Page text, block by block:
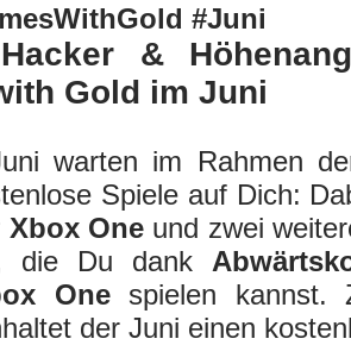
#Juni
&
Gold im Juni
warten im Rahmen
Spiele auf Dich:
Xbox One und zwei
die Du dank
Onespielen kannst.
der Juni einen